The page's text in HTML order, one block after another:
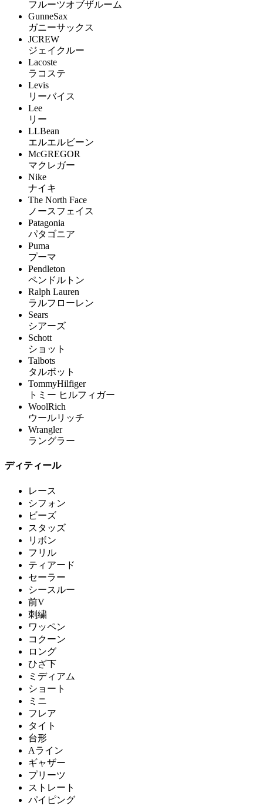
フルーツオブザルーム
GunneSax
ガニーサックス
JCREW
ジェイクルー
Lacoste
ラコステ
Levis
リーバイス
Lee
リー
LLBean
エルエルビーン
McGREGOR
マクレガー
Nike
ナイキ
The North Face
ノースフェイス
Patagonia
パタゴニア
Puma
プーマ
Pendleton
ペンドルトン
Ralph Lauren
ラルフローレン
Sears
シアーズ
Schott
ショット
Talbots
タルボット
TommyHilfiger
トミー ヒルフィガー
WoolRich
ウールリッチ
Wrangler
ラングラー
ディティール
レース
シフォン
ビーズ
スタッズ
リボン
フリル
ティアード
セーラー
シースルー
前V
刺繍
ワッペン
コクーン
ロング
ひざ下
ミディアム
ショート
ミニ
フレア
タイト
台形
Aライン
ギャザー
プリーツ
ストレート
パイピング